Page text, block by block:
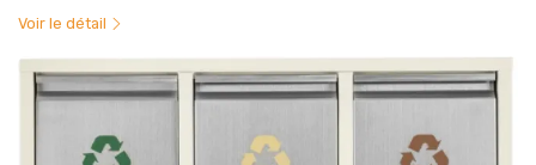
Voir le détail